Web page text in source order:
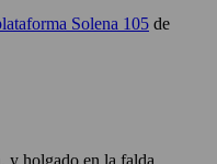
Solena 105 de